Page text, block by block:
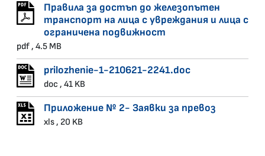
Правила за достъп до железопътен
транспорт на лица с увреждания и лица с
ограничена подвижност
pdf , 4.5 MB
prilozhenie-1-210621-2241.doc
doc , 41 KB
Приложение № 2- Заявки за превоз
xls , 20 KB